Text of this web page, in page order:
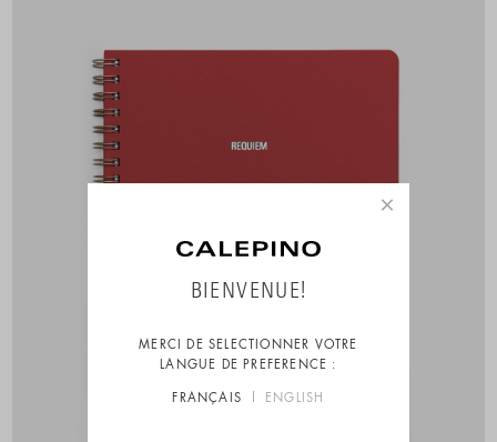
×
BIENVENUE!
MERCI DE SELECTIONNER VOTRE
LANGUE DE PREFERENCE :
FRANÇAIS ENGLISH